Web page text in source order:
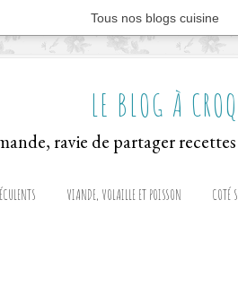
Tous nos blogs cuisine
LE BLOG À
VIANDE, VOLAILLE ET POISSON COTÉ